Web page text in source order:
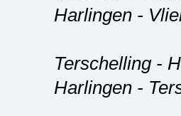
Harlingen -
Terschelling -
Harlingen -